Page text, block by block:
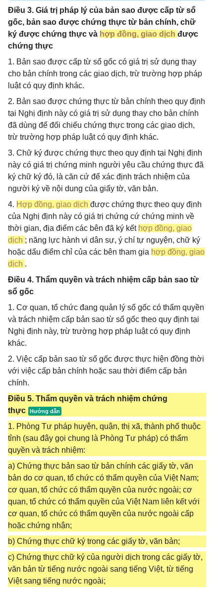
Điều 3. Giá trị pháp lý của bản sao được cấp từ sổ
gốc, bản sao được chứng thực từ bản chính, chữ
ký được chứng thực và hợp đồng, giao dịch được
chứng thực
1. Bản sao được cấp từ sổ gốc có giá trị sử dụng thay
cho bản chính trong các giao dịch, trừ trường hợp pháp
luật có quy định khác.
2. Bản sao được chứng thực từ bản chính theo quy định
tại Nghị định này có giá trị sử dụng thay cho bản chính
đã dùng để đối chiếu chứng thực trong các giao dịch,
trừ trường hợp pháp luật có quy định khác.
3. Chữ ký được chứng thực theo quy định tại Nghị định
này có giá trị chứng minh người yêu cầu chứng thực đã
ký chữ ký đó, là căn cứ để xác định trách nhiệm của
người ký về nội dung của giấy tờ, văn bản.
4. Hợp đồng, giao dịch được chứng thực theo quy định
của Nghị định này có giá trị chứng cứ chứng minh về
thời gian, địa điểm các bên đã ký kết hợp đồng, giao
dịch ; năng lực hành vi dân sự, ý chí tự nguyện, chữ ký
hoặc dấu điểm chỉ của các bên tham gia hợp đồng, giao
dịch .
Điều 4. Thẩm quyền và trách nhiệm cấp bản sao từ
sổ gốc
1. Cơ quan, tổ chức đang quản lý sổ gốc có thẩm quyền
và trách nhiệm cấp bản sao từ sổ gốc theo quy định tại
Nghị định này, trừ trường hợp pháp luật có quy định
khác.
2. Việc cấp bản sao từ sổ gốc được thực hiện đồng thời
với việc cấp bản chính hoặc sau thời điểm cấp bản
chính.
Điều 5. Thẩm quyền và trách nhiệm chứng
thực
1. Phòng Tư pháp huyện, quận, thị xã, thành phố thuộc
tỉnh (sau đây gọi chung là Phòng Tư pháp) có thẩm
quyền và trách nhiệm:
a) Chứng thực bản sao từ bản chính các giấy tờ, văn
bản do cơ quan, tổ chức có thẩm quyền của Việt Nam;
cơ quan, tổ chức có thẩm quyền của nước ngoài; cơ
quan, tổ chức có thẩm quyền của Việt Nam liên kết với
cơ quan, tổ chức có thẩm quyền của nước ngoài cấp
hoặc chứng nhận;
b) Chứng thực chữ ký trong các giấy tờ, văn bản;
c) Chứng thực chữ ký của người dịch trong các giấy tờ,
văn bản từ tiếng nước ngoài sang tiếng Việt, từ tiếng
Việt sang tiếng nước ngoài;